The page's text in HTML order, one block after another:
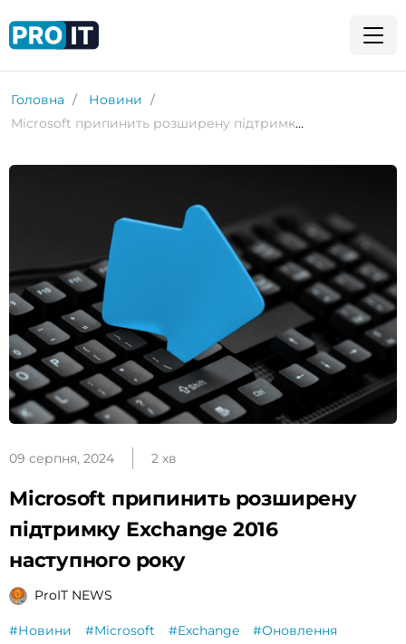
Головна
Новини
Microsoft припинить розширену підтримку Exchange 2016 наступного року
09 серпня, 2024 2 хв
Microsoft припинить розширену
підтримку Exchange 2016
наступного року
ProIT NEWS
#Новини #Microsoft #Exchange
#Оновлення